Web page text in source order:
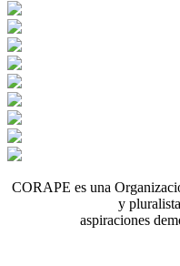
CORAPE es una
y
aspiraciones